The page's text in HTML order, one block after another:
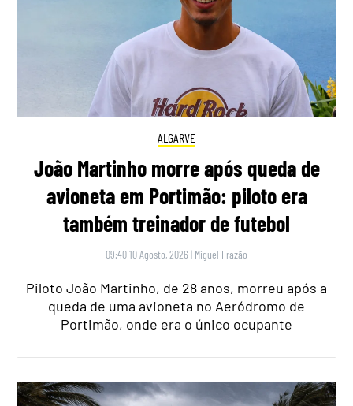
ALGARVE
João Martinho morre após queda de
avioneta em Portimão: piloto era
também treinador de futebol
09:40 10 Agosto, 2026 | Miguel Frazão
Piloto João Martinho, de 28 anos, morreu após a
queda de uma avioneta no Aeródromo de
Portimão, onde era o único ocupante